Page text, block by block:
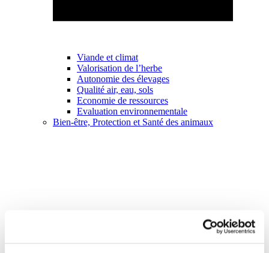
Viande et climat
Valorisation de l’herbe
Autonomie des élevages
Qualité air, eau, sols
Economie de ressources
Evaluation environnementale
Bien-être, Protection et Santé des animaux